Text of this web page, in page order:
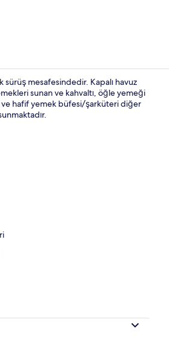
sürüş mesafesindedir. Kapalı havuz
sunan ve kahvaltı, öğle yemeği
ve hafif yemek büfesi/şarküteri diğer